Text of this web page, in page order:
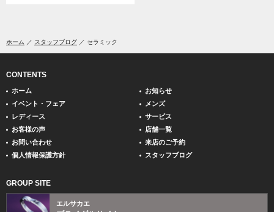
ホーム スタッフブログ セラミック
CONTENTS
ホーム
お知らせ
イベント・フェア
メンズ
レディース
サービス
お客様の声
店舗一覧
お問い合わせ
来店のご予約
個人情報保護方針
スタッフブログ
GROUP SITE
エルサカエ